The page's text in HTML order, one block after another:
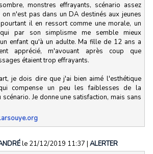
monstres effrayants, scénario assez
on n'est pas dans un DA destinés aux jeunes
il en ressort comme une morale, un
par son simplisme me semble mieux
enfant qu'à un adulte. Ma fille de 12 ans a
apprécié, m'avouant après coup que
étaient trop effrayants.
je dois dire que j'ai bien aimé l'esthétique
compense un peu les faiblesses de la
scénario. Je donne une satisfaction, mais sans
le 21/12/2019 11:37 | ALERTER